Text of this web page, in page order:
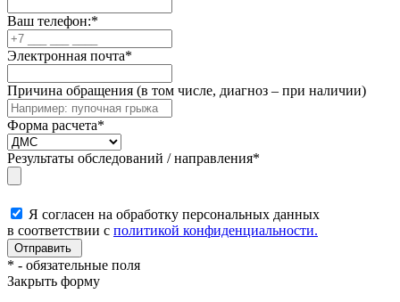
Ваш телефон:*
Электронная почта*
Причина обращения (в том числе, диагноз – при наличии)
Форма расчета*
Результаты обследований / направления*
Я согласен на обработку персональных данных
в соответствии с политикой конфиденциальности.
* - обязательные поля
Закрыть форму